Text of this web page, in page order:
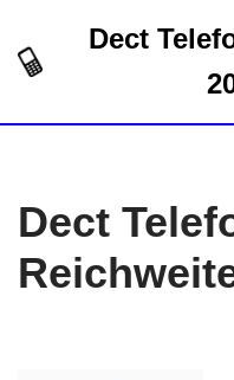
Zum
springen
Dect
Dect